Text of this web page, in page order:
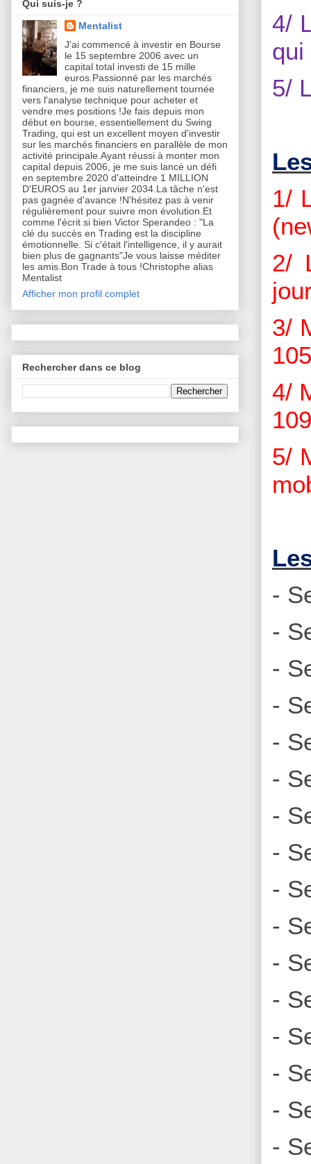
4/
qui
5/
1/
2/
3/
4/
5/
-
-
-
-
-
-
-
-
-
-
-
-
-
-
-
-
Qui suis-je ?
Mentalist
J'ai commencé à investir en Bourse
le 15 septembre 2006 avec un
capital total investi de 15 mille
euros.Passionné par les marchés
financiers, je me suis naturellement tournée
vers l'analyse technique pour acheter et
vendre mes positions !Je fais depuis mon
début en bourse, essentiellement du Swing
Trading, qui est un excellent moyen d'investir
sur les marchés financiers en parallèle de mon
activité principale.Ayant réussi à monter mon
capital depuis 2006, je me suis lancé un défi
en septembre 2020 d'atteindre 1 MILLION
D'EUROS au 1er janvier 2034.La tâche n'est
pas gagnée d'avance !N'hésitez pas à venir
régulièrement pour suivre mon évolution.Et
comme l'écrit si bien Victor Sperandeo : "La
clé du succès en Trading est la discipline
émotionnelle. Si c'était l'intelligence, il y aurait
bien plus de gagnants"Je vous laisse méditer
les amis.Bon Trade à tous !Christophe alias
Mentalist
Afficher mon profil complet
Rechercher dans ce blog